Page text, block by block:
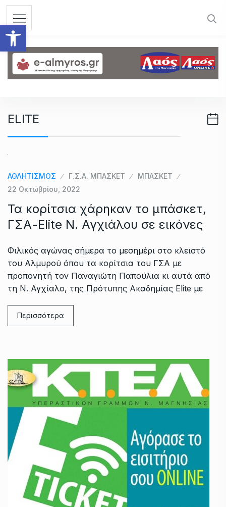
Ανοίξτε τη γραμμή
ELITE
ΑΘΛΗΤΙΣΜΟΣ Γ.Σ.Α. ΜΠΑΣΚΕΤ
ΜΠΑΣΚΕΤ
22 Οκτωβρίου, 2022
Τα κορίτσια χάρηκαν το μπάσκετ,
ΓΣΑ-Elite N. Αγχιάλου σε εικόνες
Φιλικός αγώνας σήμερα το μεσημέρι στο κλειστό
του Αλμυρού όπου τα κορίτσια του ΓΣΑ με
προπονητή τον Παναγιώτη Παπούλια κι αυτά από
τη Ν. Αγχίαλο, της Πρότυπης Ακαδημίας Elite με
Περισσότερα